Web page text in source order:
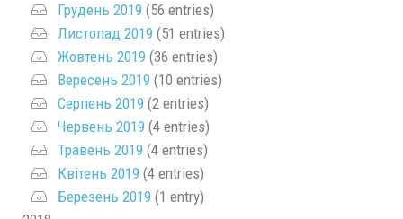
Грудень 2019 (56 entries)
Листопад 2019 (51 entries)
Жовтень 2019 (36 entries)
Вересень 2019 (10 entries)
Серпень 2019 (2 entries)
Червень 2019 (4 entries)
Травень 2019 (4 entries)
Квітень 2019 (4 entries)
Березень 2019 (1 entry)